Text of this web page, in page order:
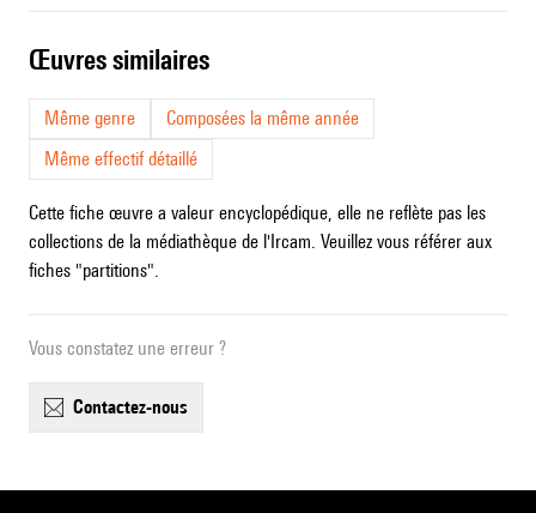
œuvres similaires
Même genre
Composées la même année
Même effectif détaillé
Cette fiche œuvre a valeur encyclopédique, elle ne reflète pas les
collections de la médiathèque de l'Ircam. Veuillez vous référer aux
fiches "partitions".
Vous constatez une erreur ?
contactez-nous